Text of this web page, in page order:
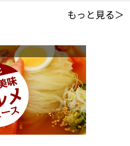
もっと見る＞